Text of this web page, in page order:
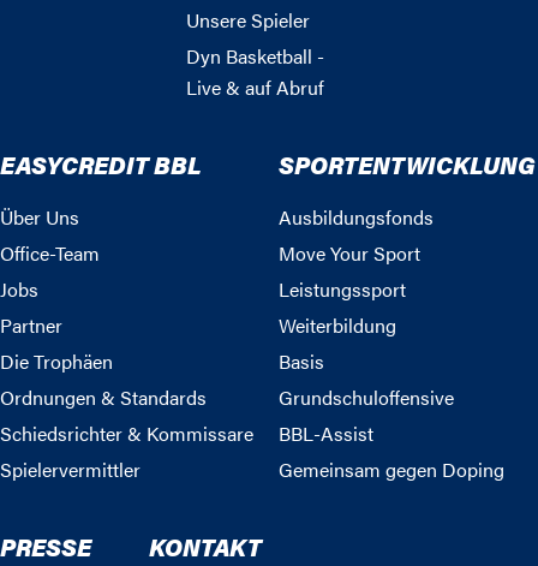
Unsere Spieler
Dyn Basketball -
Live & auf Abruf
EASYCREDIT BBL
Über Uns
Office-Team
Jobs
Partner
Die Trophäen
Ordnungen & Standards
Schiedsrichter & Kommissare
Spielervermittler
SPORTENTWICKLUNG
Ausbildungsfonds
Move Your Sport
Leistungssport
Weiterbildung
Basis
Grundschuloffensive
BBL-Assist
Gemeinsam gegen Doping
PRESSE KONTAKT